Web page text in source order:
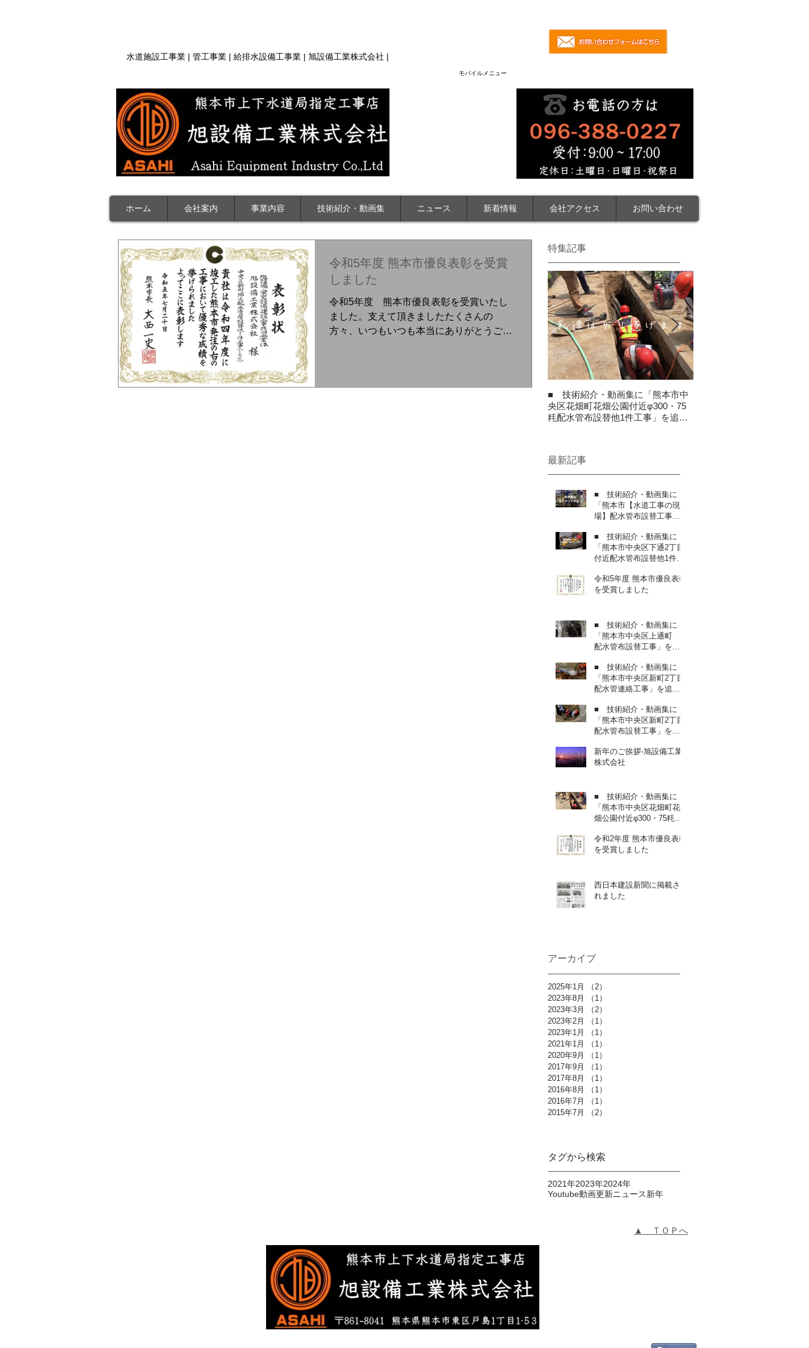
​水道施設工事業 | 管工事業 | 給排水設備工事業 | 旭設備工業株式会社 |
​モバイルメニュー
ホーム 会社案内 事業内容 技術紹介・動画集 ニュース 新着情報 会社アクセス お問い合わせ
令和5年度 熊本市優良表彰を受賞
しました
令和5年度 熊本市優良表彰を受賞いたし
ました。支えて頂きましたたくさんの
方々、いつもいつも本当にありがとうござ
特集記事
■ 技術紹介・動画集に「熊本市中
央区花畑町花畑公園付近φ300・75
粍配水管布設替他1件工事」を追加
最新記事
■ 技術紹介・動画集に
「熊本市【水道工事の現
場】配水管布設替工事の
た
■ 技術紹介・動画集に
「熊本市中央区下通2丁目
付近配水管布設替他1件工
した
令和5年度 熊本市優良表彰
を受賞しました
■ 技術紹介・動画集に
「熊本市中央区上通町
配水管布設替工事」を追
■ 技術紹介・動画集に
「熊本市中央区新町2丁目
配水管連絡工事」を追加
■ 技術紹介・動画集に
「熊本市中央区新町2丁目
配水管布設替工事」を追
新年のご挨拶-旭設備工業
株式会社
■ 技術紹介・動画集に
「熊本市中央区花畑町花
畑公園付近φ300・75粍配
追加しました
令和2年度 熊本市優良表彰
を受賞しました
西日本建設新聞に掲載さ
れました
アーカイブ
2025年1月 （2）
2023年8月
（1）
2023年3月
（2）
2023年2月
（1）
2023年1月
（1）
2021年1月
（1）
2020年9月
（1）
2017年9月
（1）
2017年8月
（1）
2016年8月
（1）
2016年7月
（1）
2015年7月
（2）
タグから検索
2021年2023年2024年
Youtube動画更新ニュース新年
▲ ＴＯＰへ